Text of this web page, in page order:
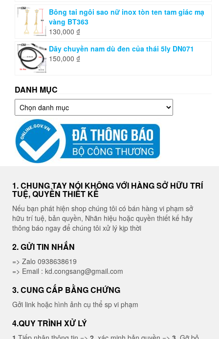
Bông tai ngôi sao nữ inox tòn ten tam giác mạ
vàng BT363
130,000 ₫
Dây chuyền nam dù đen của thái 5ly DN071
150,000 ₫
DANH MỤC
Danh
mục
1. CHUNG TAY NÓI KHÔNG VỚI HÀNG SỞ HỮU TRÍ
TUỆ, QUYỀN THIẾT KẾ
Nếu bạn phát hiện shop chúng tôi có bán hàng vi phạm sở
hữu trí tuệ, bản quyền, Nhãn hiệu hoặc quyền thiết kế hãy
thông báo ngay để chúng tôi xử lý kịp thời
2. GỬI TIN NHẮN
=> Zalo 0938638619
=> Email : kd.congsang@gmail.com
3. CUNG CẤP BẰNG CHỨNG
Gởi link hoặc hình ảnh cụ thể sp vi phạm
4.QUY TRÌNH XỬ LÝ